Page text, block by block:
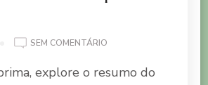
SEM COMENTÁRIO
DO
explore o resumo do